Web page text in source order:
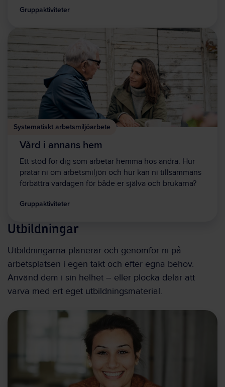
Gruppaktiviteter
Systematiskt arbetsmiljöarbete
Vård i annans hem
Ett stöd för dig som arbetar hemma hos andra. Hur
pratar ni om arbetsmiljön och hur kan ni tillsammans
förbättra vardagen för både er själva och brukarna?
Gruppaktiviteter
Utbildningar
Utbildningarna planerar och genomför ni på
arbetsplatsen i egen takt och efter egna behov.
Använd dem i sin helhet – eller plocka delar att
varva med ert eget utbildningsmaterial.